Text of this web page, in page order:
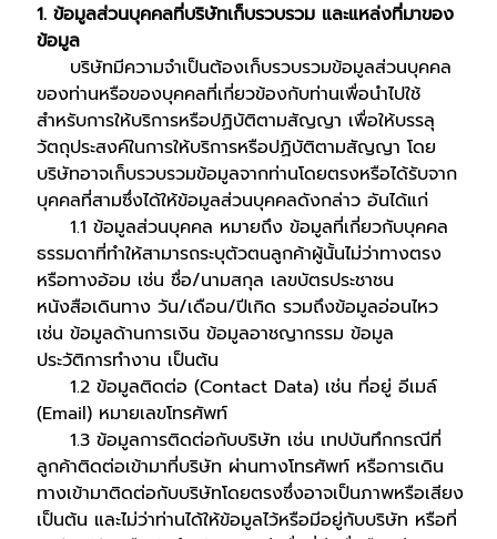
1. ข้อมูลส่วนบุคคลที่บริษัทเก็บรวบรวม และแหล่งที่มาของ
ข้อมูล
บริษัทมีความจำเป็นต้องเก็บรวบรวมข้อมูลส่วนบุคคล
ของท่านหรือของบุคคลที่เกี่ยวข้องกับท่านเพื่อนำไปใช้
สำหรับการให้บริการหรือปฏิบัติตามสัญญา เพื่อให้บรรลุ
วัตถุประสงค์ในการให้บริการหรือปฏิบัติตามสัญญา โดย
บริษัทอาจเก็บรวบรวมข้อมูลจากท่านโดยตรงหรือได้รับจาก
บุคคลที่สามซึ่งได้ให้ข้อมูลส่วนบุคคลดังกล่าว อันได้แก่
1.1 ข้อมูลส่วนบุคคล หมายถึง ข้อมูลที่เกี่ยวกับบุคคล
ธรรมดาที่ทำให้สามารถระบุตัวตนลูกค้าผู้นั้นไม่ว่าทางตรง
หรือทางอ้อม เช่น ชื่อ/นามสกุล เลขบัตรประชาชน
หนังสือเดินทาง วัน/เดือน/ปีเกิด รวมถึงข้อมูลอ่อนไหว
เช่น ข้อมูลด้านการเงิน ข้อมูลอาชญากรรม ข้อมูล
ประวัติการทำงาน เป็นต้น
1.2 ข้อมูลติดต่อ (Contact Data) เช่น ที่อยู่ อีเมล์
(Email) หมายเลขโทรศัพท์
1.3 ข้อมูลการติดต่อกับบริษัท เช่น เทปบันทึกกรณีที่
ลูกค้าติดต่อเข้ามาที่บริษัท ผ่านทางโทรศัพท์ หรือการเดิน
ทางเข้ามาติดต่อกับบริษัทโดยตรงซึ่งอาจเป็นภาพหรือเสียง
เป็นต้น และไม่ว่าท่านได้ให้ข้อมูลไว้หรือมีอยู่กับบริษัท หรือที่